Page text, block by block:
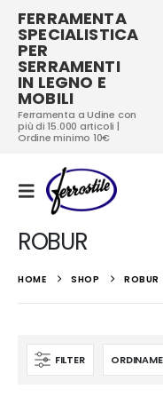
FERRAMENTA
SPECIALISTICA
PER
SERRAMENTI
IN LEGNO E
MOBILI
Ferramenta a Udine con
più di 15.000 articoli |
Ordine minimo 10€
ROBUR
HOME SHOP ROBUR
FILTER